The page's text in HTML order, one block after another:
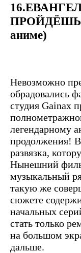
ПРОЙДЁШЬ,
аниме)
Невозможно
обрадовались
студия Gainax
легендарному
продолжения!
развязка,
Нынешний
музыкальный
такую же
сюжете
начальных
стать только
на большом
дальше.